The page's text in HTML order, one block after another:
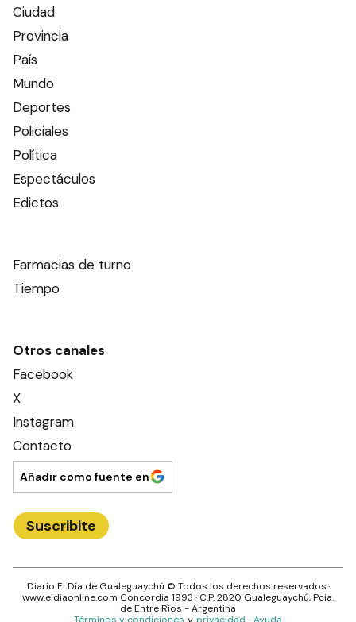
Ciudad
Provincia
País
Mundo
Deportes
Policiales
Política
Espectáculos
Edictos
Farmacias de turno
Tiempo
Otros canales
Facebook
X
Instagram
Contacto
Añadir como fuente en
Suscribite
Diario El Día de Gualeguaychú © Todos los derechos reservados.·
www.eldiaonline.com Concordia 1993 · C.P.2820 Gualeguaychú, Pcia.
deEntre Ríos - Argentina
Términos y condiciones y privacidad · Ayuda